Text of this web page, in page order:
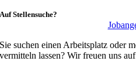
Auf Stellensuche?
Sie suchen einen Arbeitsplatz oder
vermitteln lassen? Wir freuen uns